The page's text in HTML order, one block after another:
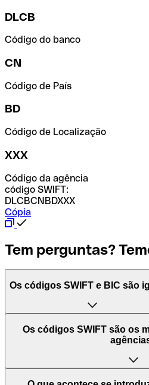
DLCB
Código do banco
CN
Código de País
BD
Código de Localização
XXX
Código da agência
código SWIFT:
DLCBCNBDXXX
Cópia
Tem perguntas?
Os códigos SWIFT e BIC são
O acrónimo SWIFT significa
Interbank Financial
Mundiais)". Trata-se de uma
processam pagamentos entre
Os códigos SWIFT são os